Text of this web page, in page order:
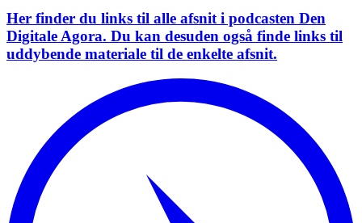
Her finder du links til alle afsnit i podcasten Den
Digitale Agora. Du kan desuden også finde links til
uddybende materiale til de enkelte afsnit.